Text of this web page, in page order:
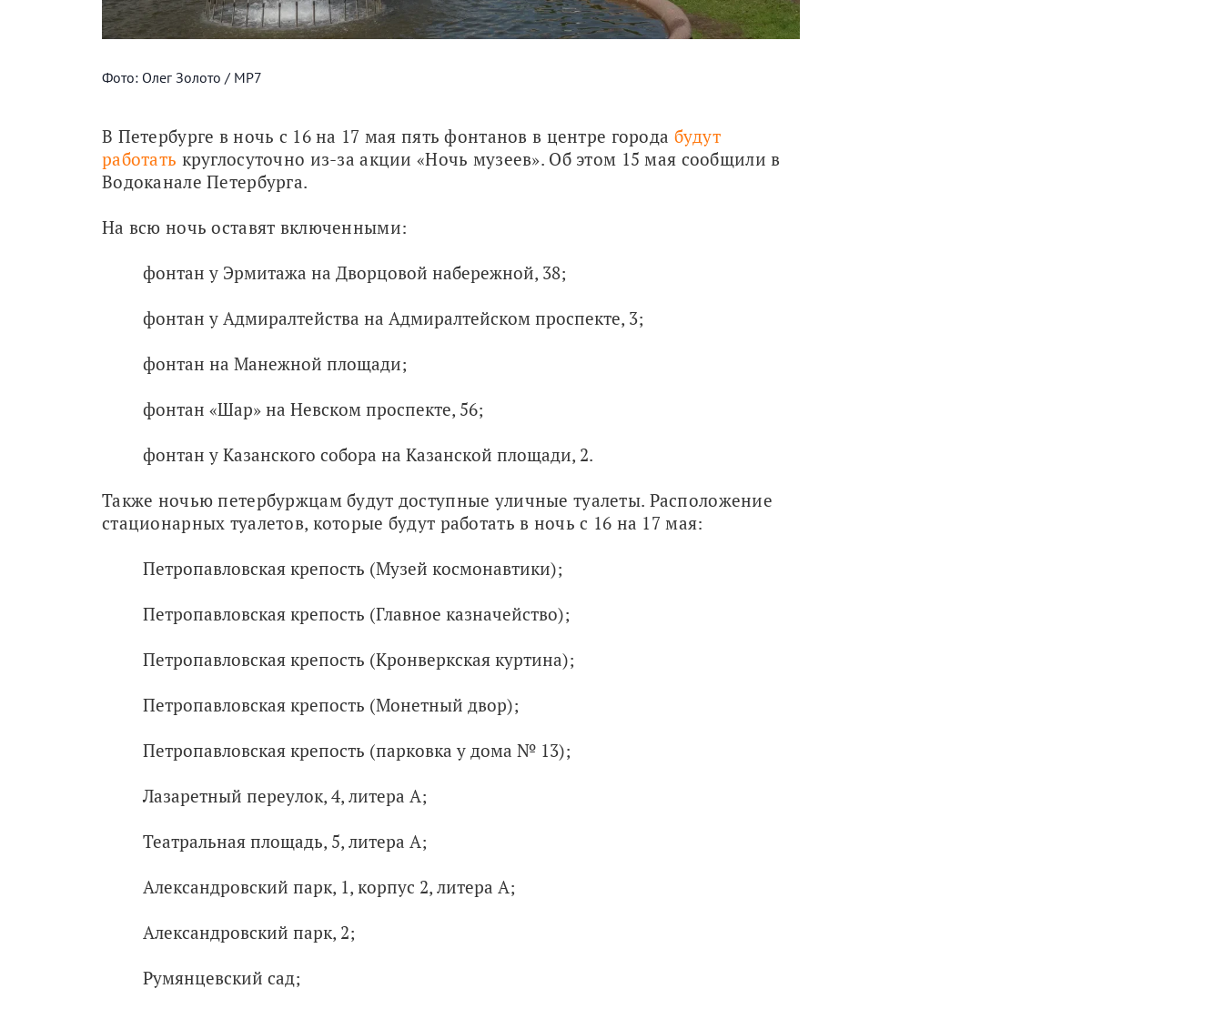
Фото: Олег Золото / МР7
В Петербурге в ночь с 16 на 17 мая пять фонтанов в центре города будут
работать круглосуточно из-за акции «Ночь музеев». Об этом 15 мая сообщили в
Водоканале Петербурга.
На всю ночь оставят включенными:
фонтан у Эрмитажа на Дворцовой набережной, 38;
фонтан у Адмиралтейства на Адмиралтейском проспекте, 3;
фонтан на Манежной площади;
фонтан «Шар» на Невском проспекте, 56;
фонтан у Казанского собора на Казанской площади, 2.
Также ночью петербуржцам будут доступные уличные туалеты. Расположение
стационарных туалетов, которые будут работать в ночь с 16 на 17 мая:
Петропавловская крепость (Музей космонавтики);
Петропавловская крепость (Главное казначейство);
Петропавловская крепость (Кронверкская куртина);
Петропавловская крепость (Монетный двор);
Петропавловская крепость (парковка у дома № 13);
Лазаретный переулок, 4, литера А;
Театральная площадь, 5, литера А;
Александровский парк, 1, корпус 2, литера А;
Александровский парк, 2;
Румянцевский сад;